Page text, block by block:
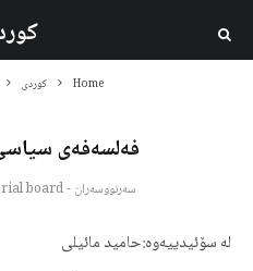
Home کوردی
فەلسەفەی
سەرنووسەران - Editorial board
له‌ سۆئیدییه‌وه‌:حامید مائیلی